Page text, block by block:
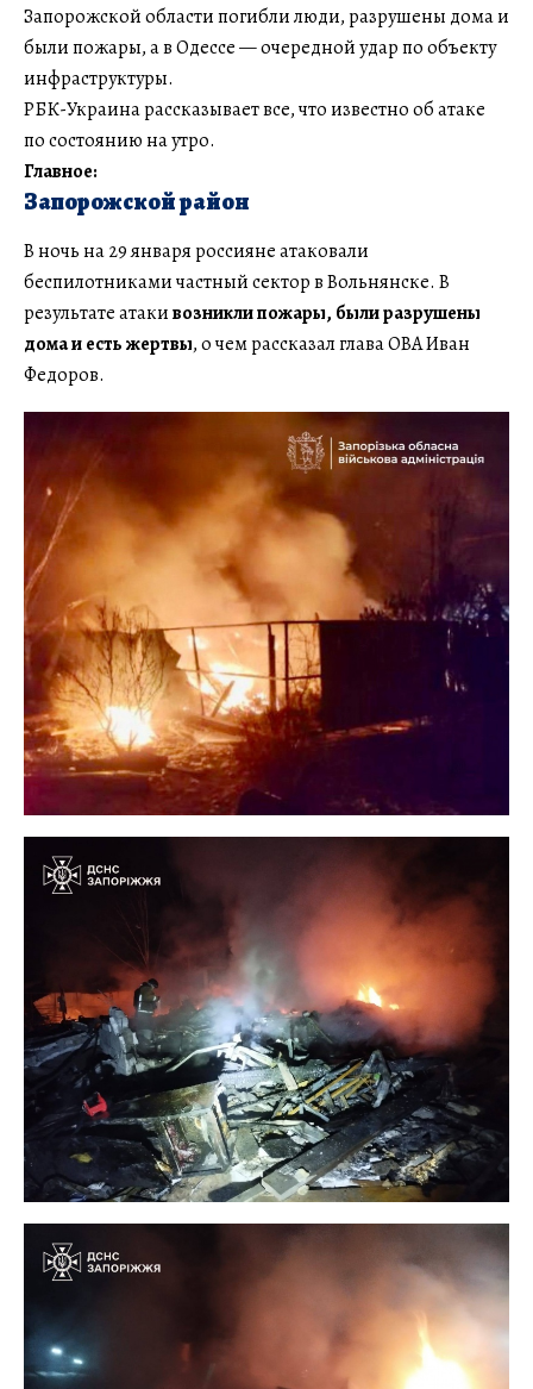
Запорожской области погибли люди, разрушены дома и
были пожары, а в Одессе — очередной удар по объекту
инфраструктуры.
РБК-Украина рассказывает все, что известно об атаке
по состоянию на утро.
Главное:
Запорожской район
В ночь на 29 января россияне атаковали
беспилотниками частный сектор в Вольнянске. В
результате атакивозникли пожары, были разрушены
дома и есть жертвы, о чем рассказал глава ОВА Иван
Федоров.